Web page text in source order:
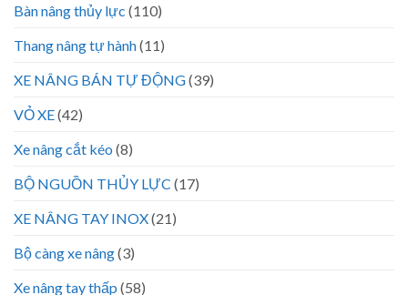
Bàn nâng thủy lực (110)
Thang nâng tự hành(11)
XE NÂNG BÁN TỰ ĐỘNG(39)
VỎ XE(42)
Xe nâng cắt kéo (8)
BỘ NGUỒN THỦY LỰC (17)
XE NÂNG TAY INOX(21)
Bộ càng xe nâng(3)
Xe nâng tay thấp (58)